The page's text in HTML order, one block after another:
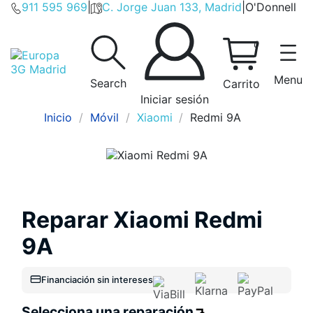
911 595 969 C. Jorge Juan 133, Madrid O'Donnell
Search
Iniciar sesión
0
Carrito Menu
Inicio Móvil Xiaomi Redmi 9A
Reparar Xiaomi Redmi
9A
Financiación sin intereses